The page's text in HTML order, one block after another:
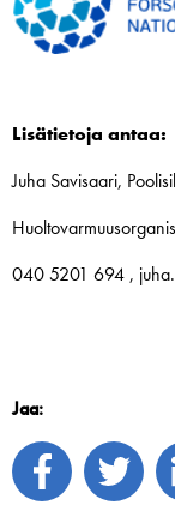
Lisätietoja antaa:
Juha Savisaari,
040 5201 694 ,
Jaa: